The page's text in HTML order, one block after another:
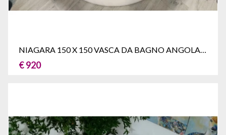
NIAGARA 150 X 150 VASCA DA BAGNO ANGOLARE
€ 920